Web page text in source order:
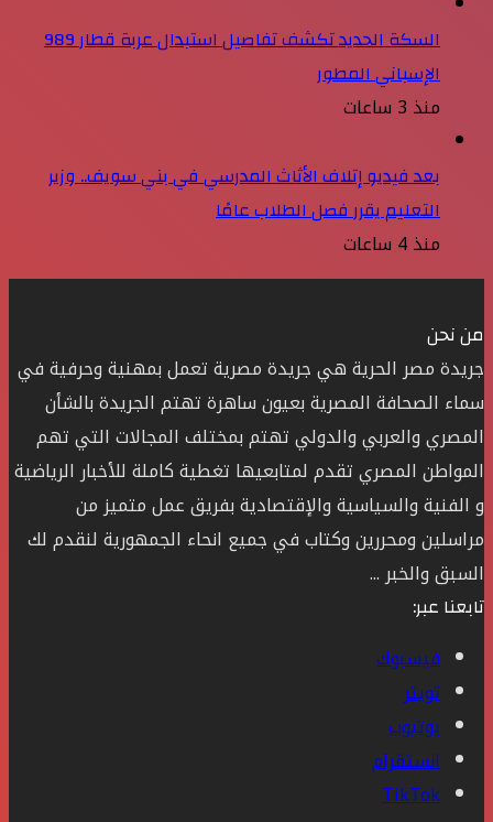
السكة الحديد تكشف تفاصيل استبدال عربة قطار 989
الإسباني المطور
منذ 3 ساعات
بعد فيديو إتلاف الأثاث المدرسي في بني سويف.. وزير
التعليم يقرر فصل الطلاب عامًا
منذ 4 ساعات
من نحن
جريدة مصر الحرية هي جريدة مصرية تعمل بمهنية وحرفية في
سماء الصحافة المصرية بعيون ساهرة تهتم الجريدة بالشأن
المصري والعربي والدولي تهتم بمختلف المجالات التي تهم
المواطن المصري تقدم لمتابعيها تغطية كاملة للأخبار الرياضية
و الفنية والسياسية والإقتصادية بفريق عمل متميز من
مراسلين ومحررين وكتاب في جميع انحاء الجمهورية لنقدم لك
السبق والخبر ...
تابعنا عبر:
فيسبوك
تويتر
يوتيوب
انستقرام
‫TikTok